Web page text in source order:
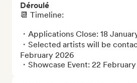
Déroulé
📆 Timeline:
・Applications Close: 18
・Selected artists will be
February 2026
・Showcase Event: 22